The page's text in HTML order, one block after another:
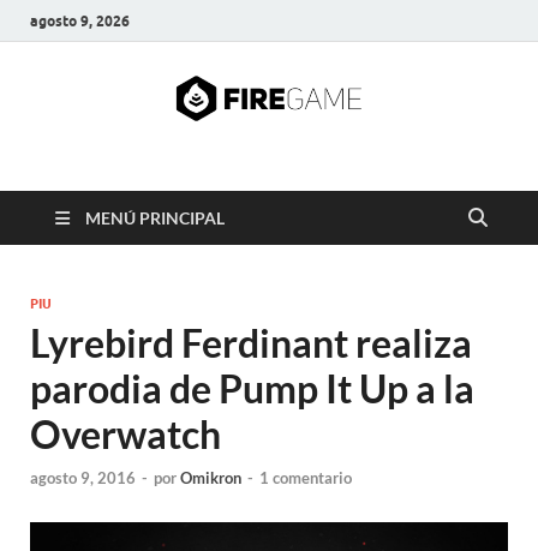
agosto 9, 2026
FIRE GAME
MENÚ PRINCIPAL
PIU
Lyrebird Ferdinant realiza
parodia de Pump It Up a la
Overwatch
agosto 9, 2016 - porOmikron - 1 comentario